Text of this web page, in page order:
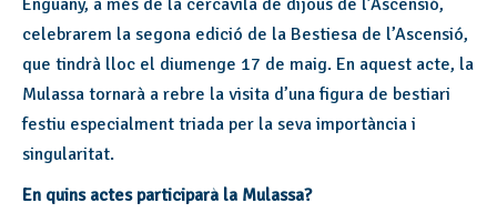
Enguany, a més de la cercavila de dijous de l’Ascensió,
celebrarem la segona edició de la Bestiesa de l’Ascensió,
que tindrà lloc el diumenge 17 de maig. En aquest acte, la
Mulassa tornarà a rebre la visita d’una figura de bestiari
festiu especialment triada per la seva importància i
singularitat.
En quins actes participarà la Mulassa?